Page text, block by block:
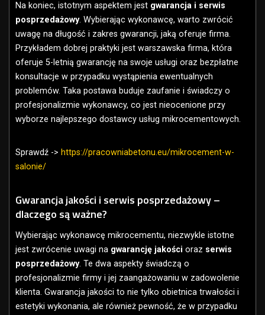
Na koniec, istotnym aspektem jest gwarancja i serwis
posprzedażowy. Wybierając wykonawcę, warto zwrócić
uwagę na długość i zakres gwarancji, jaką oferuje firma.
Przykładem dobrej praktyki jest warszawska firma, która
oferuje 5-letnią gwarancję na swoje usługi oraz bezpłatne
konsultacje w przypadku wystąpienia ewentualnych
problemów. Taka postawa buduje zaufanie i świadczy o
profesjonalizmie wykonawcy, co jest nieocenione przy
wyborze najlepszego dostawcy usług mikrocementowych.
Sprawdź -> https://pracowniabetonu.eu/mikrocement-w-
salonie/
Gwarancja jakości i serwis posprzedażowy –
dlaczego są ważne?
Wybierając wykonawcę mikrocementu, niezwykle istotne
jest zwrócenie uwagi na gwarancję jakości oraz serwis
posprzedażowy. Te dwa aspekty świadczą o
profesjonalizmie firmy i jej zaangażowaniu w zadowolenie
klienta. Gwarancja jakości to nie tylko obietnica trwałości i
estetyki wykonania, ale również pewność, że w przypadku